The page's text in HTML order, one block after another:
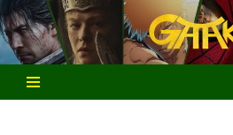
Aller
au
contenu